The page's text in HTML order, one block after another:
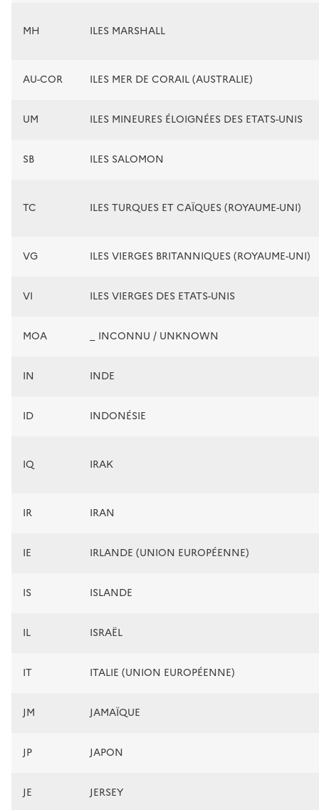
MH ILES MARSHALL
AU-COR ILES MER DE CORAIL (AUSTRALIE)
UM ILES MINEURES ÉLOIGNÉES DES ETATS-UNIS
SB ILES SALOMON
TC ILES TURQUES ET CAÏQUES (ROYAUME-UNI)
VG ILES VIERGES BRITANNIQUES (ROYAUME-UNI)
VI ILES VIERGES DES ETATS-UNIS
MOA _ INCONNU / UNKNOWN
IN INDE
ID INDONÉSIE
IQ IRAK
IR IRAN
IE IRLANDE (UNION EUROPÉENNE)
IS ISLANDE
IL ISRAËL
IT ITALIE (UNION EUROPÉENNE)
JM JAMAÏQUE
JP JAPON
JE JERSEY